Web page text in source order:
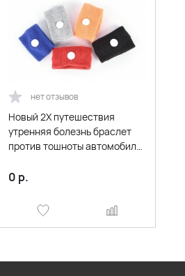
нет отзывов
Новый 2X путешествия
утренняя болезнь браслет
против тошноты автомобиль
против укачивания браслет
0 р.